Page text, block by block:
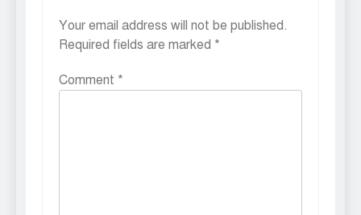
Your email address will not be published.
Required fields are marked *
Comment *